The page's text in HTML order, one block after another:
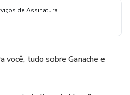
de Assinatura
você, tudo sobre Ganache e